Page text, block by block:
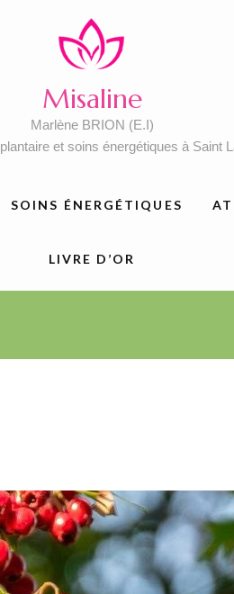
Misaline
Marlène BRION (E.I)
et soins énergétiques à Saint
SOINS ÉNERGÉTIQUES
LIVRE D’OR